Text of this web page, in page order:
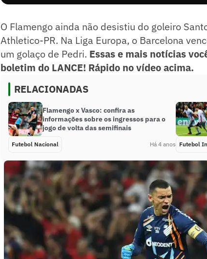
O Flamengo ainda não desistiu do goleiro
Athletico-PR. Na Liga Europa, o Barcelona
um golaço de Pedri. Essas e mais notícias
boletim do LANCE! Rápido no vídeo acima.
RELACIONADAS
Flamengo x Vasco: confira as
informações sobre os ingressos para o
jogo de volta das semifinais
Futebol Nacional Há 4 anos Futebol